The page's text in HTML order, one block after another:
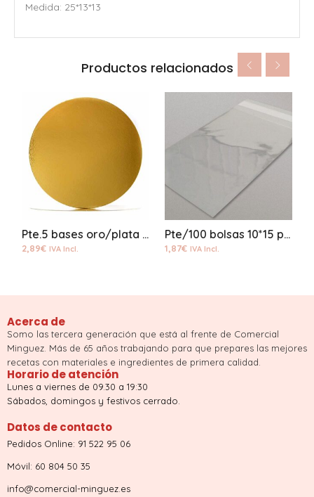
Medida: 25*13*13
Productos relacionados
Pte.5 bases oro/plata 27cms
2,89€ IVA Incl.
Pte/100 bolsas 10*15 polipropileno
1,87€ IVA Incl.
Acerca de
Somo las tercera generación que está al frente de Comercial
Minguez. Más de 65 años trabajando para que prepares las mejores
recetas con materiales e ingredientes de primera calidad.
Horario de atención
Lunes a viernes de 09.30 a 19:30
Sábados, domingos y festivos cerrado.
Datos de contacto
Pedidos Online: 91 522 95 06
Móvil: 60 804 50 35
info@comercial-minguez.es